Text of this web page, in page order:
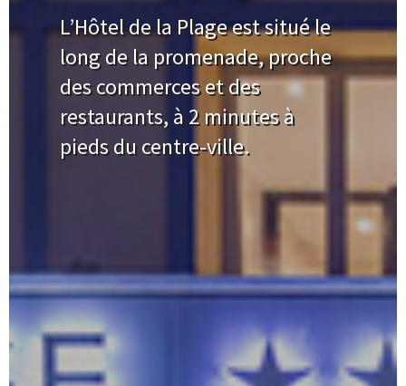
L’Hôtel de la Plage est situé le
long de la promenade, proche
des commerces et des
restaurants, à 2 minutes à
pieds du centre-ville.